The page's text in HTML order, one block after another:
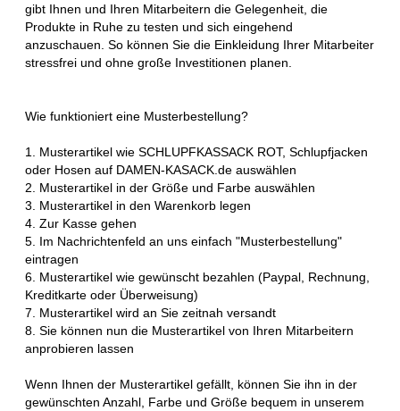
gibt Ihnen und Ihren Mitarbeitern die Gelegenheit, die
Produkte in Ruhe zu testen und sich eingehend
anzuschauen. So können Sie die Einkleidung Ihrer Mitarbeiter
stressfrei und ohne große Investitionen planen.
Wie funktioniert eine Musterbestellung?
1. Musterartikel wie SCHLUPFKASSACK ROT, Schlupfjacken
oder Hosen auf DAMEN-KASACK.de auswählen
2. Musterartikel in der Größe und Farbe auswählen
3. Musterartikel in den Warenkorb legen
4. Zur Kasse gehen
5. Im Nachrichtenfeld an uns einfach "Musterbestellung"
eintragen
6. Musterartikel wie gewünscht bezahlen (Paypal, Rechnung,
Kreditkarte oder Überweisung)
7. Musterartikel wird an Sie zeitnah versandt
8. Sie können nun die Musterartikel von Ihren Mitarbeitern
anprobieren lassen
Wenn Ihnen der Musterartikel gefällt, können Sie ihn in der
gewünschten Anzahl, Farbe und Größe bequem in unserem